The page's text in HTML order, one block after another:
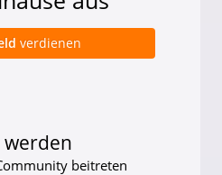
verdienen
werden
beitreten